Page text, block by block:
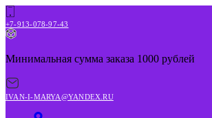
+7-913-078-97-43
Минимальная сумма заказа 1000 рублей
IVAN-I-MARYA@YANDEX.RU